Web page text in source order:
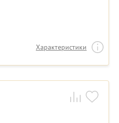
Характеристики